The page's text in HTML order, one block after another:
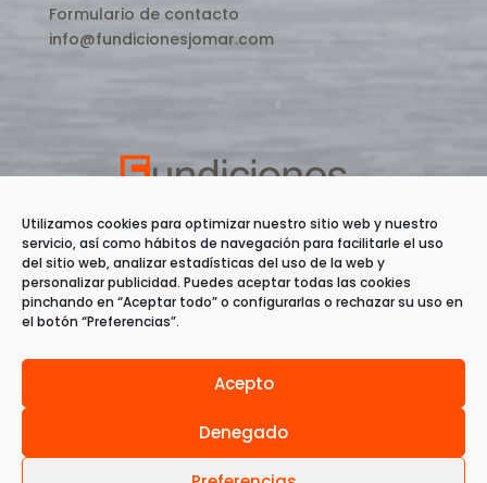
Utilizamos cookies para optimizar nuestro sitio web y nuestro
servicio, así como hábitos de navegación para facilitarle el uso
del sitio web, analizar estadísticas del uso de la web y
personalizar publicidad. Puedes aceptar todas las cookies
pinchando en “Aceptar todo” o configurarlas o rechazar su uso en
el botón “Preferencias”.
Acepto
Denegado
Formulario de contacto
info@fundicionesjomar.com
Política de calidad